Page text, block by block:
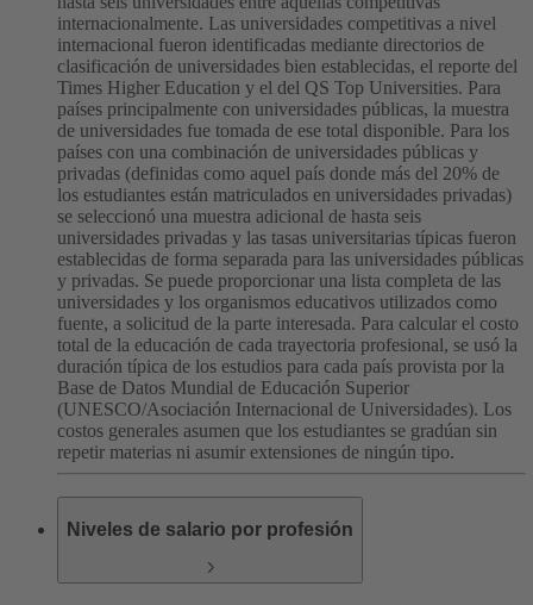
internacionalmente. Las universidades competitivas a nivel
internacional fueron identificadas mediante directorios de
clasificación de universidades bien establecidas, el reporte del
Times Higher Education y el del QS Top Universities. Para
países principalmente con universidades públicas, la muestra
de universidades fue tomada de ese total disponible. Para los
países con una combinación de universidades públicas y
privadas (definidas como aquel país donde más del 20% de
los estudiantes están matriculados en universidades privadas)
se seleccionó una muestra adicional de hasta seis
universidades privadas y las tasas universitarias típicas fueron
establecidas de forma separada para las universidades públicas
y privadas. Se puede proporcionar una lista completa de las
universidades y los organismos educativos utilizados como
fuente, a solicitud de la parte interesada. Para calcular el costo
total de la educación de cada trayectoria profesional, se usó la
duración típica de los estudios para cada país provista por la
Base de Datos Mundial de Educación Superior
(UNESCO/Asociación Internacional de Universidades). Los
costos generales asumen que los estudiantes se gradúan sin
repetir materias ni asumir extensiones de ningún tipo.
Niveles de salario por profesión